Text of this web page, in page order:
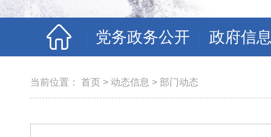
党务政务公开 政府信
当前位置： 首页 > 动态信息 > 部门动态